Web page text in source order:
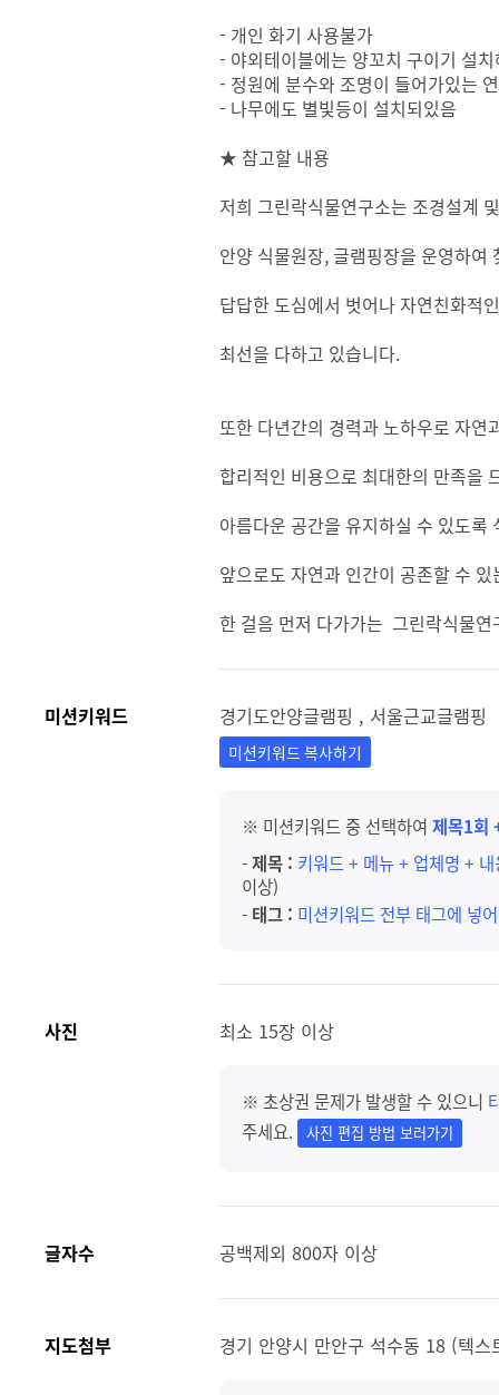
- 개인 화기 사용불가
- 야외테이블에는 양꼬치 구이기 설
- 정원에 분수와 조명이 들어가있는
- 나무에도 별빛등이 설치되있음
★ 참고할 내용
저희 그린락식물연구소는 조경설계
안양 식물원장, 글램핑장을 운영하여
답답한 도심에서 벗어나 자연친화적
최선을 다하고 있습니다.
또한 다년간의 경력과 노하우로 자연
합리적인 비용으로 최대한의 만족을
아름다운 공간을 유지하실 수 있도
앞으로도 자연과 인간이 공존할 수
한 걸음 먼저 다가가는 그린락식물
미션키워드 경기도안양글램핑 , 서울근교글램핑
미션키워드 복사하기
※ 미션키워드 중 선택하여 제목1회
-제목 : 키워드 + 메뉴 + 업체명 +
이상)
- 태그 : 미션키워드 전부 태그에 넣
사진 최소 15장 이상
※ 초상권 문제가 발생할 수 있으니
주세요.
사진 편집 방법 보러가기
글자수 공백제외 800자 이상
지도첨부 경기 안양시 만안구 석수동 18 (텍스